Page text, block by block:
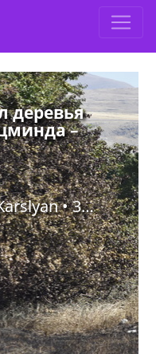
деревья
–
•3533